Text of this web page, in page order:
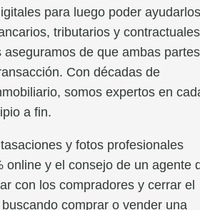
para luego poder
tributarios y
de que ambas partes
Con décadas de
somos expertos en
a fin.
y fotos profesionales
online y el consejo de un agente
con los compradores y cerrar el
comprar o vender una